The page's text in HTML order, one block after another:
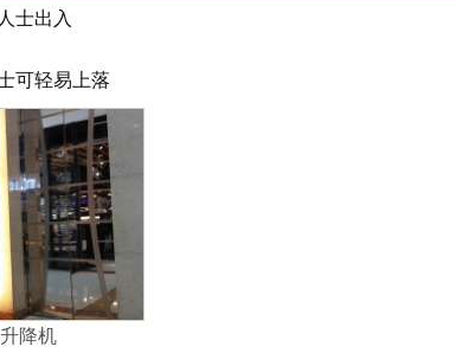
士出入
可轻易上落
降机